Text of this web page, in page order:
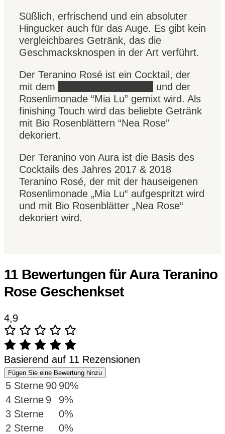
Süßlich, erfrischend und ein absoluter
Hingucker auch für das Auge. Es gibt kein
vergleichbares Getränk, das die
Geschmacksknospen in der Art verführt.
Der Teranino Rosé ist ein Cocktail, der
mit dem
und der
Rosenlimonade “Mia Lu” gemixt wird. Als
finishing Touch wird das beliebte Getränk
mit Bio Rosenblättern “Nea Rose”
dekoriert.
Der Teranino von Aura ist die Basis des
Cocktails des Jahres 2017 & 2018
Teranino Rosé, der mit der hauseigenen
Rosenlimonade „Mia Lu“ aufgespritzt wird
und mit Bio Rosenblätter „Nea Rose“
dekoriert wird.
11 Bewertungen fürAura Teranino
Rose Geschenkset
4,9
Basierend auf 11 Rezensionen
Fügen Sie eine Bewertung hinzu
5 Sterne 90 90%
4 Sterne 9
9%
3 Sterne
0%
2 Sterne
0%